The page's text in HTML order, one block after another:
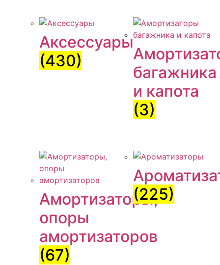
Аксессуары
(430)
багажника
и капота
(3)
Амортизаторы,
опоры
амортизаторов
(67)
(225)